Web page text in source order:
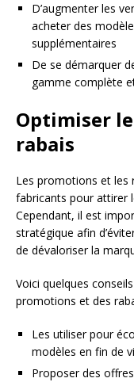
D’augmenter les
acheter des
supplémentaires
De se démarquer
gamme complète
Optimiser
rabais
Les promotions et les
fabricants pour attirer
Cependant, il est
stratégique afin
de dévaloriser la
Voici quelques
promotions et des
Les utiliser pour
modèles en fin de
Proposer des